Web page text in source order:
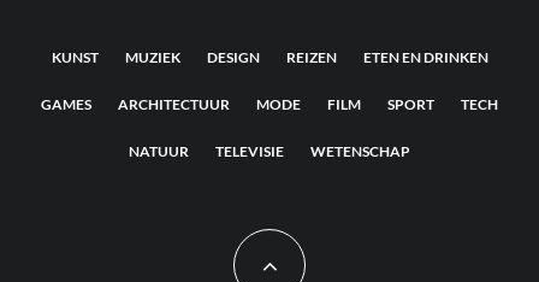
KUNST MUZIEK DESIGN REIZEN ETEN EN DRINKEN
GAMES ARCHITECTUUR MODE FILM SPORT TECH
NATUUR TELEVISIE WETENSCHAP